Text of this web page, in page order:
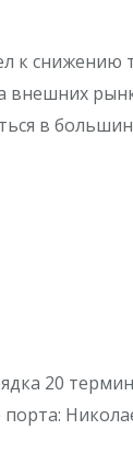
снижению
внешних
в
20
порта: